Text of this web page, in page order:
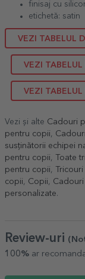
finisaj cu
etichetă: satin
VEZI TABELUL
VEZI TABELUL
VEZI TABELUL
Vezi și alte Cadouri
pentru copii
susținătorii echipei
pentru copii
Toate
pentru copii
copii
Copii
personalizate.
Review-uri
100% ar